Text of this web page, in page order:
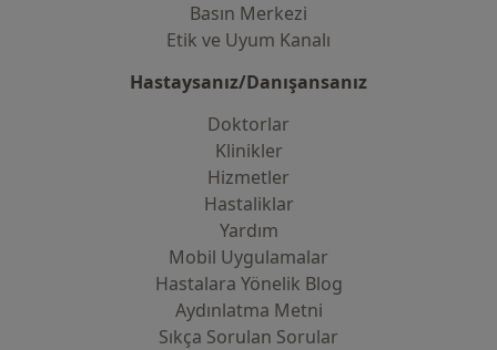
Basın Merkezi
Etik ve Uyum Kanalı
Hastaysanız/Danışansanız
Doktorlar
Klinikler
Hizmetler
Hastaliklar
Yardım
Mobil Uygulamalar
Hastalara Yönelik Blog
Aydınlatma Metni
Sıkça Sorulan Sorular